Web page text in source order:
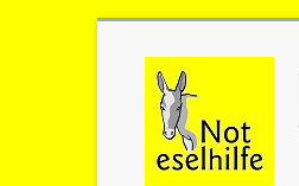
springen